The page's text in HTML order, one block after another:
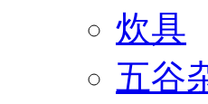
炊具
五谷